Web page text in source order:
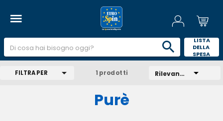
LISTA
DELLA
SPESA
FILTRA PER 1 prodotti Rilevanza
Purè